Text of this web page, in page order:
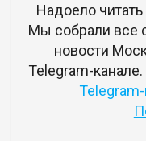
Надоело
Мы собрали все
новости
Telegram-